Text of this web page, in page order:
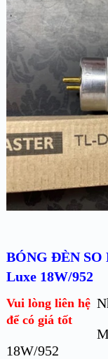
BÓNG ĐÈN SO
Luxe 18W/952
Vui lòng liên hệ
để có giá tốt
18W/952